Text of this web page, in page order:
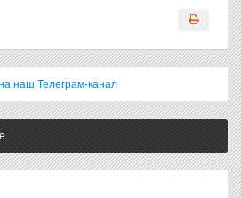
наш Телеграм-канал